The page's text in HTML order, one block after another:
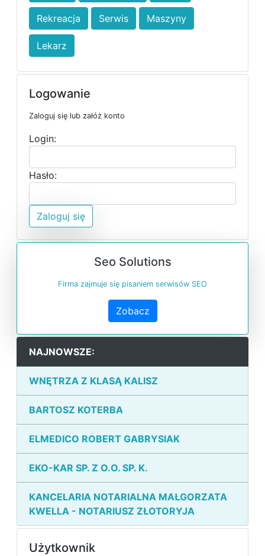
Rekreacja Serwis Maszyny
Lekarz
Logowanie
Zaloguj się lub załóż konto
Login:
Hasło:
Zaloguj się
Seo Solutions
Firma zajmuje się pisaniem serwisów SEO
Zobacz
NAJNOWSZE:
WNĘTRZA Z KLASĄ KALISZ
BARTOSZ KOTERBA
ELMEDICO ROBERT GABRYSIAK
EKO-KAR SP. Z O.O. SP. K.
KANCELARIA NOTARIALNA MAŁGORZATA
KWELLA - NOTARIUSZ ZŁOTORYJA
Użytkownik